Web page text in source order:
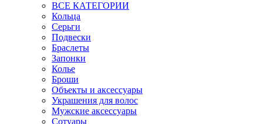
ВСЕ КАТЕГОРИИ
Кольца
Серьги
Подвески
Браслеты
Запонки
Колье
Броши
Объекты и аксессуары
Украшения для волос
Мужские аксессуары
Сотуары